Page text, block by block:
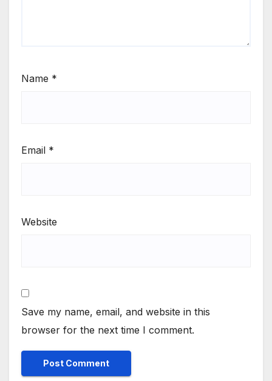
Name *
Email *
Website
Save my name, email, and website in this
browser for the next time I comment.